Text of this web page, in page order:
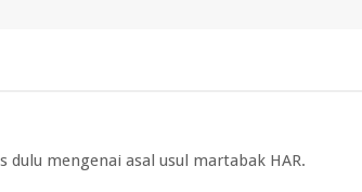
mengenai asal usul martabak HAR.